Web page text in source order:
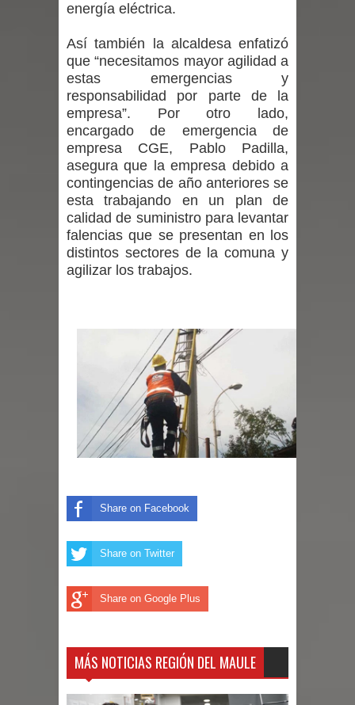
Mario Meza endurece críticas contra
ministra de Salud por dejar fuera a
Linares: “No dará la cara”
Seremi de Desarrollo Social y Familia
mantiene despliegue para apoyar a
niños y adolescentes durante la
emergencia.
Del anime al K-pop: especialistas U.
de Chile analizan el creciente interés
Renuncia del seremi Minvu en el
Maule golpea al Gobierno en medio de
denuncias por viviendas sociales en
Talca
proyecto de interconexión eléctrica
en la alta cordillera del Maule por su
INDAP entregó $189 millones en
de la provincia de Linares
energía eléctrica.
Así también la alcaldesa enfatizó
que “necesitamos mayor agilidad a
estas emergencias y
responsabilidad por parte de la
empresa”. Por otro lado,
encargado de emergencia de
empresa CGE, Pablo Padilla,
asegura que la empresa debido a
contingencias de año anteriores se
esta trabajando en un plan de
calidad de suministro para levantar
falencias que se presentan en los
distintos sectores de la comuna y
agilizar los trabajos.
Share on Facebook
Share on Twitter
Share on Google Plus
MÁS NOTICIAS REGIÓN DEL MAULE